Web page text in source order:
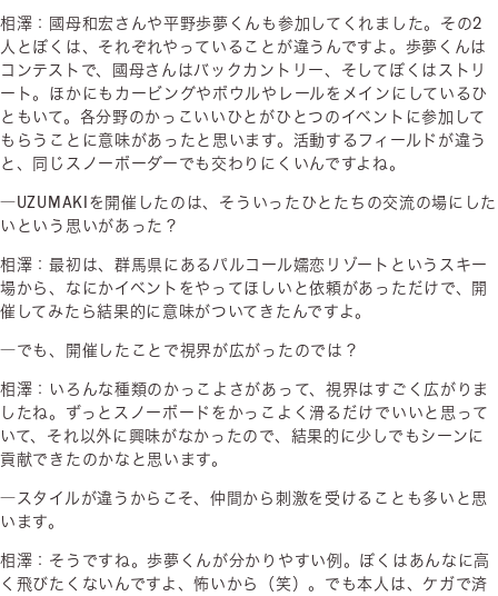
相澤：國母和宏さんや平野歩夢くんも参加してくれました。その2
人とぼくは、それぞれやっていることが違うんですよ。歩夢くんは
コンテストで、國母さんはバックカントリー、そしてぼくはストリ
ート。ほかにもカービングやボウルやレールをメインにしているひ
ともいて。各分野のかっこいいひとがひとつのイベントに参加して
もらうことに意味があったと思います。活動するフィールドが違う
と、同じスノーボーダーでも交わりにくいんですよね。
―UZUMAKIを開催したのは、そういったひとたちの交流の場にした
いという思いがあった？
相澤：最初は、群馬県にあるパルコール嬬恋リゾートというスキー
場から、なにかイベントをやってほしいと依頼があっただけで、開
催してみたら結果的に意味がついてきたんですよ。
―でも、開催したことで視界が広がったのでは？
相澤：いろんな種類のかっこよさがあって、視界はすごく広がりま
したね。ずっとスノーボードをかっこよく滑るだけでいいと思って
いて、それ以外に興味がなかったので、結果的に少しでもシーンに
貢献できたのかなと思います。
―スタイルが違うからこそ、仲間から刺激を受けることも多いと思
います。
相澤：そうですね。歩夢くんが分かりやすい例。ぼくはあんなに高
く飛びたくないんですよ、怖いから（笑）。でも本人は、ケガで済